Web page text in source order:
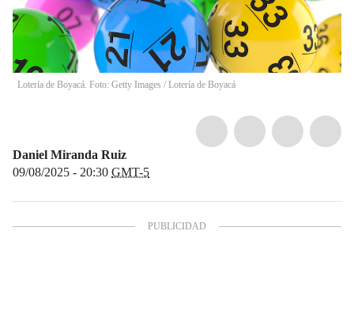
Lotería de Boyacá. Foto: Getty Images / Lotería de Boyacá
Daniel Miranda Ruiz
09/08/2025 - 20:30 GMT-5